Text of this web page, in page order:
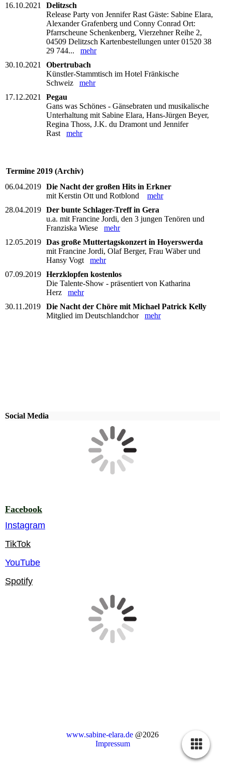
16.10.2021
Delitzsch
Release Party von Jennifer Rast Gäste: Sabine Elara,
Alexander Grafenberg und Conny Conrad Ort:
Pfarrscheune Schenkenberg, Vierzehner Reihe 2,
04509 Delitzsch Kartenbestellungen unter 01520 38
29 744... mehr
30.10.2021
Obertrubach
Künstler-Stammtisch im Hotel Fränkische
Schweiz mehr
17.12.2021
Pegau
Gans was Schönes - Gänsebraten und musikalische
Unterhaltung mit Sabine Elara, Hans-Jürgen Beyer,
Regina Thoss, J.K. du Dramont und Jennifer
Rast mehr
Termine 2019 (Archiv)
06.04.2019 Die Nacht der großen Hits in Erkner
mit Kerstin Ott und Rotblond mehr
28.04.2019 Der bunte Schlager-Treff in Gera
u.a. mit Francine Jordi, den 3 jungen Tenören und
Franziska Wiese mehr
12.05.2019 Das große Muttertagskonzert in Hoyerswerda
mit Francine Jordi, Olaf Berger, Frau Wäber und
Hansy Vogt mehr
07.09.2019 Herzklopfen kostenlos
Die Talente-Show - präsentiert von Katharina
Herz mehr
30.11.2019
Die Nacht der Chöre mit Michael Patrick Kelly
Mitglied im Deutschlandchor mehr
Social Media
YouTube
Spotify
www.sabine-elara.de@2026
Impressum
Technisch notwendige
Diese Cookies sind zum Betrieb der Webseite notwendig, z.B. zum
Schutz vor Hackerangriffen und zur Gewährleistung eines